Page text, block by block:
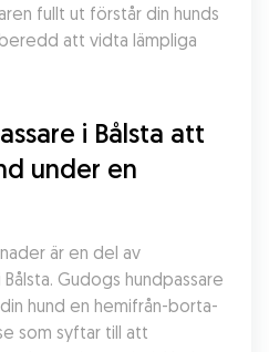
fullt ut förstår din hunds
att vidta lämpliga
i Bålsta att
under en
är en del av
Gudogs hundpassare
hund en hemifrån-borta-
som syftar till att